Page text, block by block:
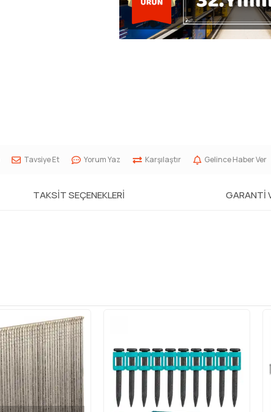
Tavsiye Et Yorum Yaz Karşılaştır Gelince Haber Ver
TAKSIT SEÇENEKLERI GARANTI